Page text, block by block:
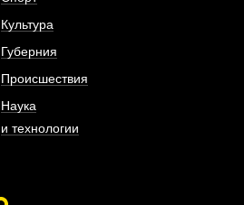
Культура
Губерния
Происшествия
Наука
и технологии